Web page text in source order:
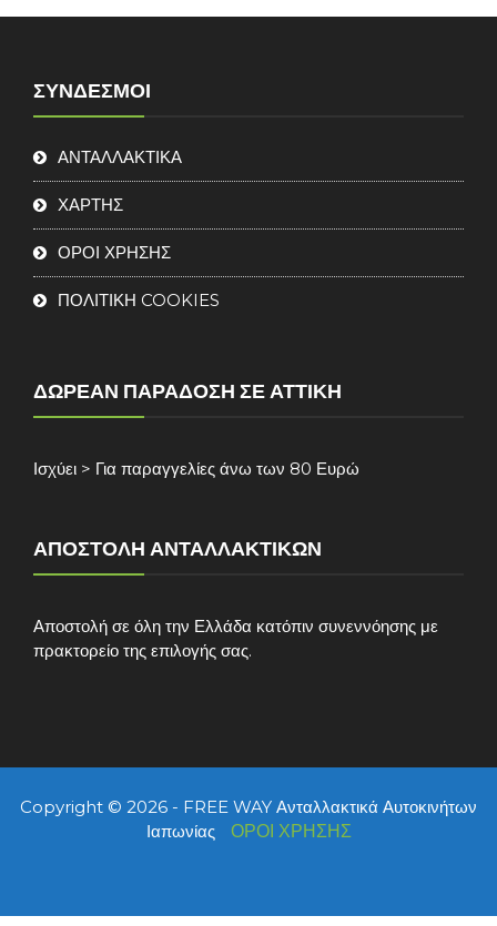
ΣΎΝΔΕΣΜΟΙ
ΑΝΤΑΛΛΑΚΤΙΚΑ
ΧΑΡΤΗΣ
ΟΡΟΙ ΧΡΗΣΗΣ
ΠΟΛΙΤΙΚΗ COOKIES
ΔΩΡΕΆΝ ΠΑΡΆΔΟΣΗ ΣΕ ΑΤΤΙΚΉ
Ισχύει > Για παραγγελίες άνω των 80 Ευρώ
ΑΠΟΣΤΟΛΉ ΑΝΤΑΛΛΑΚΤΙΚΏΝ
Αποστολή σε όλη την Ελλάδα κατόπιν συνεννόησης με
πρακτορείο της επιλογής σας.
Copyright © 2026 - FREE WAY Ανταλλακτικά Αυτοκινήτων
Ιαπωνίας
ΟΡΟΙ ΧΡΗΣΗΣ